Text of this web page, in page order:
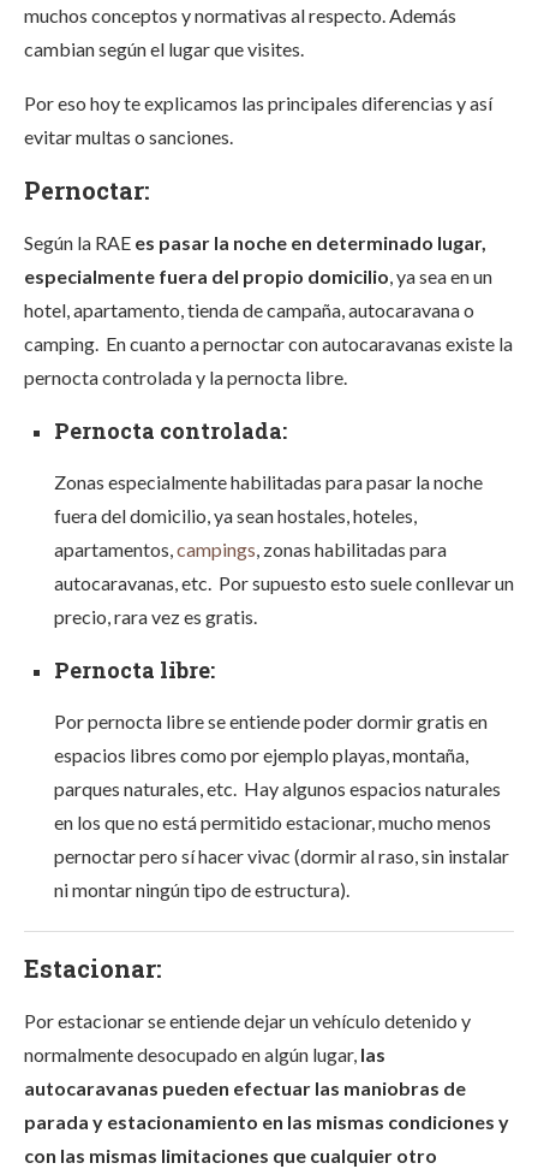
muchos conceptos y normativas al respecto. Además
cambian según el lugar que visites.
Por eso hoy te explicamos las principales diferencias y así
evitar multas o sanciones.
Pernoctar:
Según la RAE es pasar la noche en determinado lugar,
especialmente fuera del propio domicilio, ya sea en un
hotel, apartamento, tienda de campaña, autocaravana o
camping. En cuanto a pernoctar con autocaravanas existe la
pernocta controlada y la pernocta libre.
Pernocta controlada:
Zonas especialmente habilitadas para pasar la noche
fuera del domicilio, ya sean hostales, hoteles,
apartamentos,campings, zonas habilitadas para
autocaravanas, etc. Por supuesto esto suele conllevar un
precio, rara vez es gratis.
Pernocta libre:
Por pernocta libre se entiende poder dormir gratis en
espacios libres como por ejemplo playas, montaña,
parques naturales, etc. Hay algunos espacios naturales
en los que no está permitido estacionar, mucho menos
pernoctar pero sí hacer vivac (dormir al raso, sin instalar
ni montar ningún tipo de estructura).
Estacionar:
Por estacionar se entiende dejar un vehículo detenido y
normalmente desocupado en algún lugar, las
autocaravanas pueden efectuar las maniobras de
parada y estacionamiento en las mismas condiciones y
con las mismas limitaciones que cualquier otro